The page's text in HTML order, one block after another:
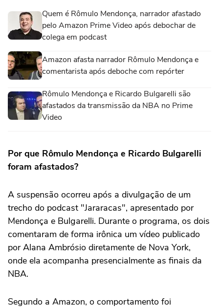
Quem é Rômulo Mendonça, narrador afastado
pelo Amazon Prime Video após debochar de
colega em podcast
Amazon afasta narrador Rômulo Mendonça e
comentarista após deboche com repórter
Rômulo Mendonça e Ricardo Bulgarelli são
afastados da transmissão da NBA no Prime
Video
Por que Rômulo Mendonça e Ricardo Bulgarelli
foram afastados?
A suspensão ocorreu após a divulgação de um
trecho do podcast "Jararacas", apresentado por
Mendonça e Bulgarelli. Durante o programa, os dois
comentaram de forma irônica um vídeo publicado
por Alana Ambrósio diretamente de Nova York,
onde ela acompanha presencialmente as finais da
NBA.
Segundo a Amazon, o comportamento foi